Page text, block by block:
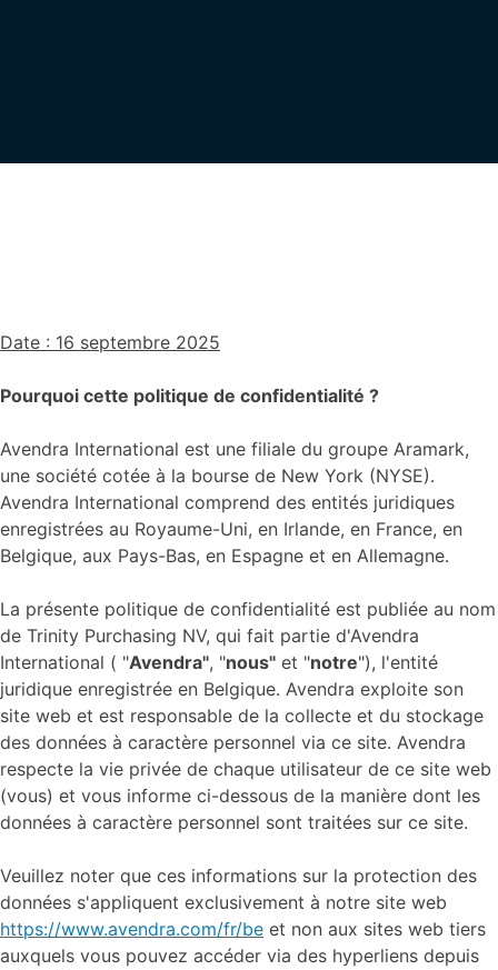
Date : 16 septembre 2025
Pourquoi cette politique de confidentialité ?
Avendra International est une filiale du groupe Aramark,
une société cotée à la bourse de New York (NYSE).
Avendra International comprend des entités juridiques
enregistrées au Royaume-Uni, en Irlande, en France, en
Belgique, aux Pays-Bas, en Espagne et en Allemagne.
La présente politique de confidentialité est publiée au nom
de Trinity Purchasing NV, qui fait partie d'Avendra
International ( "Avendra", "nous" et "notre"), l'entité
juridique enregistrée en Belgique. Avendra exploite son
site web et est responsable de la collecte et du stockage
des données à caractère personnel via ce site. Avendra
respecte la vie privée de chaque utilisateur de ce site web
(vous) et vous informe ci-dessous de la manière dont les
données à caractère personnel sont traitées sur ce site.
Veuillez noter que ces informations sur la protection des
données s'appliquent exclusivement à notre site web
https://www.avendra.com/fr/be et non aux sites web tiers
auxquels vous pouvez accéder via des hyperliens depuis